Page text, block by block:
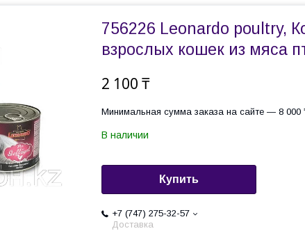
756226 Leonardo poultry,
взрослых кошек из мяса
2 100 ₸
Минимальная сумма заказа на сайте — 8 000
В наличии
Купить
+7 (747) 275-32-57
Доставка